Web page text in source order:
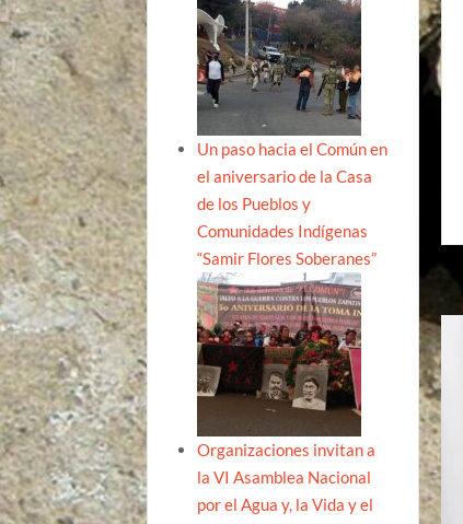
Un paso hacia el Común en
el aniversario de la Casa
de los Pueblos y
Comunidades Indígenas
“Samir Flores Soberanes”
Organizaciones invitan a
la VI Asamblea Nacional
por el Agua y, la Vida y el